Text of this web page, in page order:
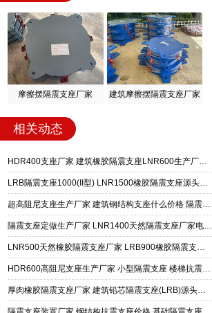
摩擦摆隔震支座厂家 建筑摩擦摆隔震支座厂家
相关动态
HDR400支座厂家 建筑橡胶隔震支座LNR600生产厂家 LRB500铅芯支座生产厂家
LRB隔震支座1000(II型) LNR1500橡胶隔震支座源头工厂 矩形高阻尼隔震支座
超高阻尼支座生产厂家 建筑钢结构支座什么价格 隔震支座多钱
隔震支座定做生产厂家 LNR1400天然隔震支座厂家电话 LRB400成品铅芯橡胶隔震支座源头工厂
LNR500天然橡胶隔震支座厂家 LRB900橡胶隔震支座 建筑隔震减震支座
HDR600高阻尼支座生产厂家 小型隔震支座 楼梯抗震支座厂家
厚肉橡胶隔震支座厂家 建筑铅芯隔震支座(LRB)源头工厂 高阻尼支座HDR多少钱